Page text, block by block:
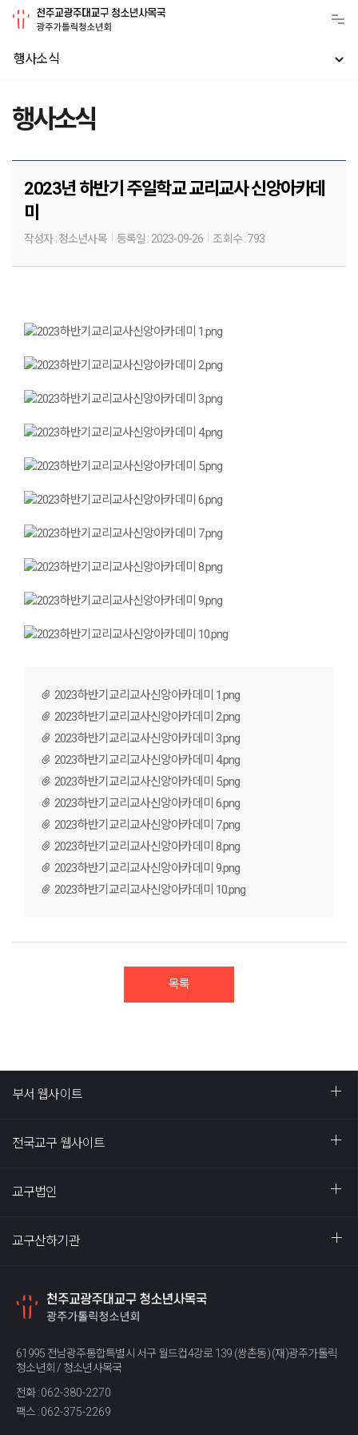
행사소식
행사소식
2023년 하반기 주일학교 교리교사 신앙아카데
미
작성자 :청소년사목 등록일 : 2023-09-26 조회수 :793
2023하반기교리교사신앙아카데미 1.png
2023하반기교리교사신앙아카데미 2.png
2023하반기교리교사신앙아카데미 3.png
2023하반기교리교사신앙아카데미 4.png
2023하반기교리교사신앙아카데미 5.png
2023하반기교리교사신앙아카데미 6.png
2023하반기교리교사신앙아카데미 7.png
2023하반기교리교사신앙아카데미 8.png
2023하반기교리교사신앙아카데미 9.png
2023하반기교리교사신앙아카데미 10.png
목록
부서 웹사이트
전국교구 웹사이트
교구법인
교구산하기관
61995 전남광주통합특별시 서구 월드컵4강로 139 (쌍촌동) (재)광주가톨릭
청소년회 / 청소년사목국
전화 :062-380-2270
팩스 :062-375-2269